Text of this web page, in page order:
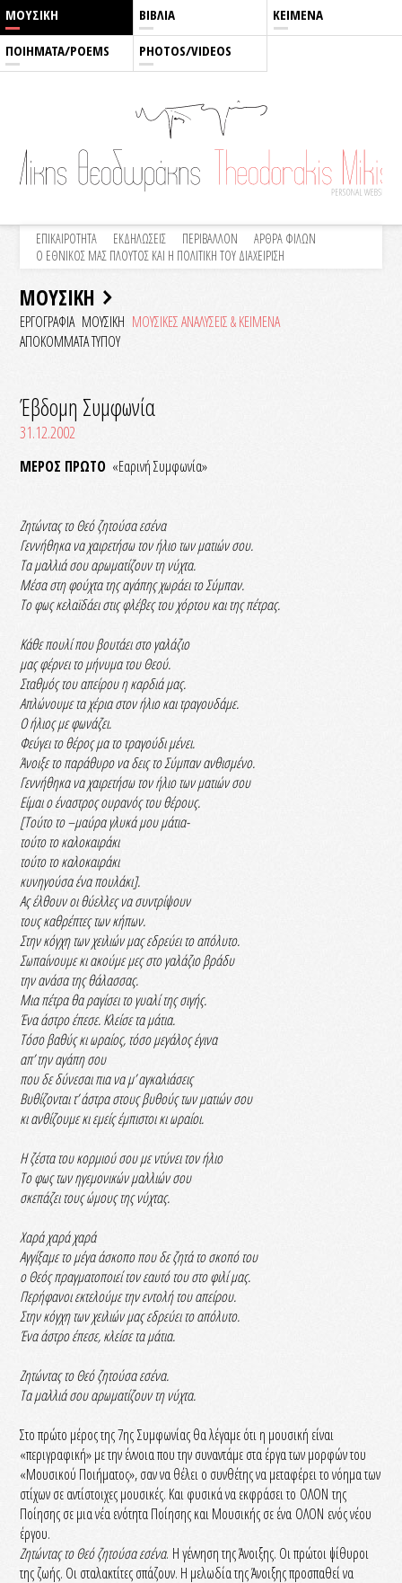
ΜΟΥΣΙΚΗ ΒΙΒΛΙΑ ΚΕΙΜΕΝΑ
ΠΟΙΗΜΑΤΑ/POEMS PHOTOS/VIDEOS
ΕΠΙΚΑΙΡΟΤΗΤΑ ΕΚΔΗΛΩΣΕΙΣ ΠΕΡΙΒΑΛΛΟΝ
ΑΡΘΡΑ ΦΙΛΩΝ
Ο ΕΘΝΙΚΟΣ ΜΑΣ ΠΛΟΥΤΟΣ ΚΑΙ Η ΠΟΛΙΤΙΚΗ ΤΟΥ ΔΙΑΧΕΙΡΙΣΗ
ΜΟΥΣΙΚΗ
ΕΡΓΟΓΡΑΦΙΑ ΜΟΥΣΙΚΗ ΜΟΥΣΙΚΕΣ ΑΝΑΛΥΣΕΙΣ & KEIMENA
ΑΠΟΚΟΜΜΑΤΑ ΤΥΠΟΥ
Έβδομη Συμφωνία
31.12.2002
ΜΕΡΟΣ ΠΡΩΤΟ «Εαρινή Συμφωνία»
Ζητώντας το Θεό ζητούσα εσένα
Γεννήθηκα να χαιρετήσω τον ήλιο των ματιών σου.
Τα μαλλιά σου αρωματίζουν τη νύχτα.
Μέσα στη φούχτα της αγάπης χωράει το Σύμπαν.
Το φως κελαϊδάει στις φλέβες του χόρτου και της πέτρας.
Κάθε πουλί που βουτάει στο γαλάζιο
μας φέρνει το μήνυμα του Θεού.
Σταθμός του απείρου η καρδιά μας.
Απλώνουμε τα χέρια στον ήλιο και τραγουδάμε.
Ο ήλιος με φωνάζει.
Φεύγει το θέρος μα το τραγούδι μένει.
Άνοιξε το παράθυρο να δεις το Σύμπαν ανθισμένο.
Γεννήθηκα να χαιρετήσω τον ήλιο των ματιών σου
Είμαι ο έναστρος ουρανός του θέρους.
[Τούτο το –μαύρα γλυκά μου μάτια-
τούτο το καλοκαιράκι
τούτο το καλοκαιράκι
κυνηγούσα ένα πουλάκι].
Ας έλθουν οι θύελλες να συντρίψουν
τους καθρέπτες των κήπων.
Στην κόγχη των χειλιών μας εδρεύει το απόλυτο.
Σωπαίνουμε κι ακούμε μες στο γαλάζιο βράδυ
την ανάσα της θάλασσας.
Μια πέτρα θα ραγίσει το γυαλί της σιγής.
Ένα άστρο έπεσε. Κλείσε τα μάτια.
Τόσο βαθύς κι ωραίος, τόσο μεγάλος έγινα
απ’ την αγάπη σου
που δε δύνεσαι πια να μ’ αγκαλιάσεις
Βυθίζονται τ’ άστρα στους βυθούς των ματιών σου
κι ανθίζουμε κι εμείς έμπιστοι κι ωραίοι.
Η ζέστα του κορμιού σου με ντύνει τον ήλιο
Το φως των ηγεμονικών μαλλιών σου
σκεπάζει τους ώμους της νύχτας.
Χαρά χαρά χαρά
Αγγίξαμε το μέγα άσκοπο που δε ζητά το σκοπό του
ο Θεός πραγματοποιεί τον εαυτό του στο φιλί μας.
Περήφανοι εκτελούμε την εντολή του απείρου.
Στην κόγχη των χειλιών μας εδρεύει το απόλυτο.
Ένα άστρο έπεσε, κλείσε τα μάτια.
Ζητώντας το Θεό ζητούσα εσένα.
Τα μαλλιά σου αρωματίζουν τη νύχτα.
Στο πρώτο μέρος της 7ης Συμφωνίας θα λέγαμε ότι η μουσική είναι
«περιγραφική» με την έννοια που την συναντάμε στα έργα των μορφών του
«Μουσικού Ποιήματος», σαν να θέλει ο συνθέτης να μεταφέρει το νόημα των
στίχων σε αντίστοιχες μουσικές. Και φυσικά να εκφράσει το ΟΛΟΝ της
Ποίησης σε μια νέα ενότητα Ποίησης και Μουσικής σε ένα ΟΛΟΝ ενός νέου
έργου.
Ζητώντας το Θεό ζητούσα εσένα. Η γέννηση της Άνοιξης. Οι πρώτοι ψίθυροι
της ζωής. Οι σταλακτίτες σπάζουν. Η μελωδία της Άνοιξης προσπαθεί να